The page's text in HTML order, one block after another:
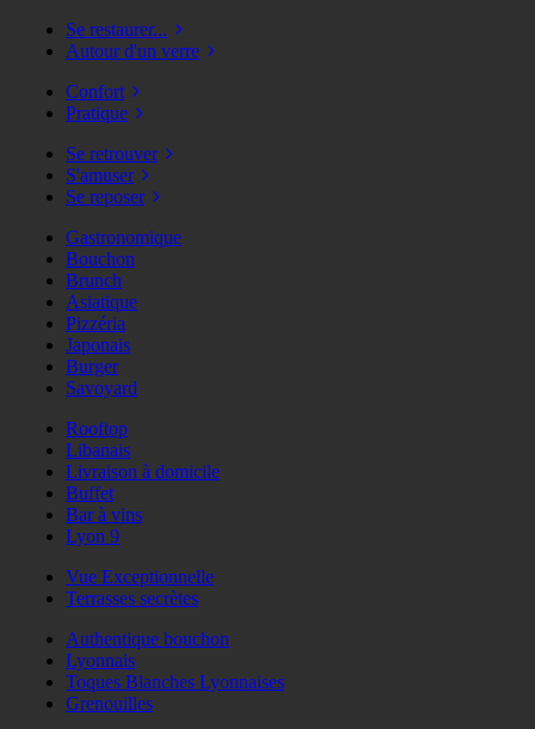
Se restaurer...
Autour d'un verre
Confort
Pratique
Se retrouver
S'amuser
Se reposer
Gastronomique
Bouchon
Brunch
Asiatique
Pizzéria
Japonais
Burger
Savoyard
Rooftop
Libanais
Livraison à domicile
Buffet
Bar à vins
Lyon 9
Vue Exceptionnelle
Terrasses secrètes
Authentique bouchon
Lyonnais
Toques Blanches Lyonnaises
Grenouilles